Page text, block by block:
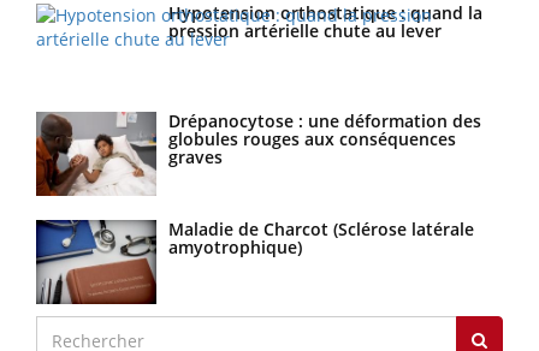
Hypotension orthostatique : quand la
pression artérielle chute au lever
Drépanocytose : une déformation des
globules rouges aux conséquences
graves
Maladie de Charcot (Sclérose latérale
amyotrophique)